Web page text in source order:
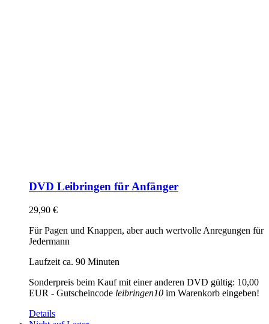
DVD Leibringen für Anfänger
29,90 €
Für Pagen und Knappen, aber auch wertvolle Anregungen für
Jedermann
Laufzeit ca. 90 Minuten
Sonderpreis beim Kauf mit einer anderen DVD gültig: 10,00
EUR - Gutscheincode leibringen10 im Warenkorb eingeben!
Details